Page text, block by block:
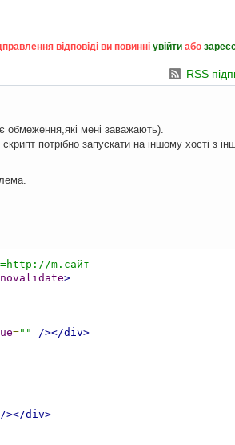
відповіді ви повинні увійти або
RSS
мені заважають).
потрібно запускати на іншому хості з
m.сайт-
novalidate>
="" /></div>
/></div>